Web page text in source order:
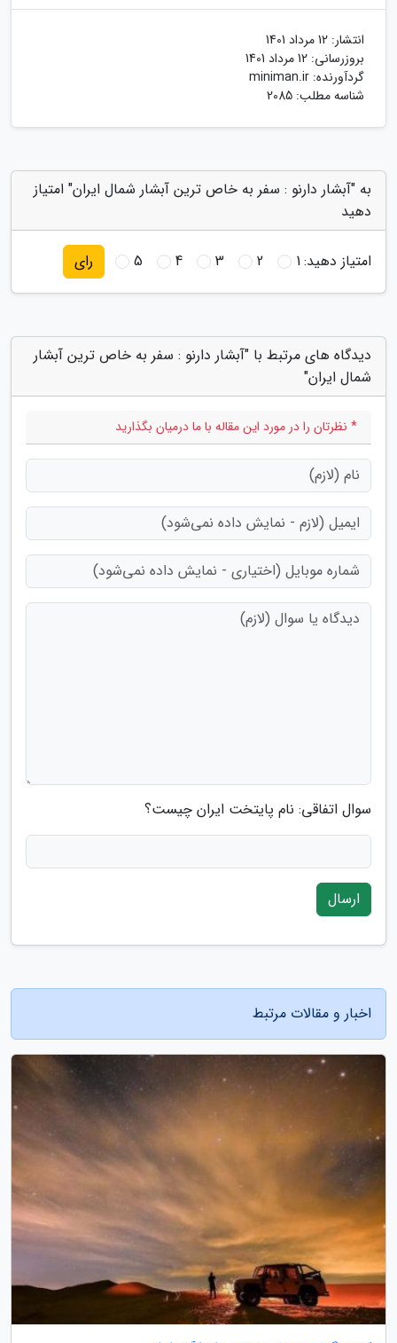
انتشار: 12 مرداد 1401
بروزرسانی: 12 مرداد 1401
گردآورنده: miniman.ir
شناسه مطلب: 2085
به "آبشار دارنو : سفر به خاص ترین آبشار شمال ایران" امتیاز
دهید
امتیاز دهید:1
2
3
4
5 رای
دیدگاه های مرتبط با "آبشار دارنو : سفر به خاص ترین آبشار
شمال ایران"
* نظرتان را در مورد این مقاله با ما درمیان بگذارید
سوال اتفاقی: نام پایتخت ایران چیست؟
ارسال
اخبار و مقالات مرتبط